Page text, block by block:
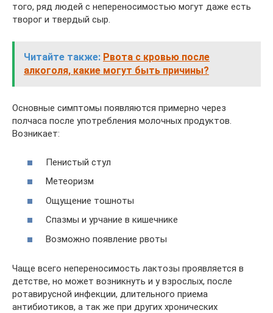
того, ряд людей с непереносимостью могут даже есть
творог и твердый сыр.
Читайте также: Рвота с кровью после
алкоголя, какие могут быть причины?
Основные симптомы появляются примерно через
полчаса после употребления молочных продуктов.
Возникает:
Пенистый стул
Метеоризм
Ощущение тошноты
Спазмы и урчание в кишечнике
Возможно появление рвоты
Чаще всего непереносимость лактозы проявляется в
детстве, но может возникнуть и у взрослых, после
ротавирусной инфекции, длительного приема
антибиотиков, а так же при других хронических